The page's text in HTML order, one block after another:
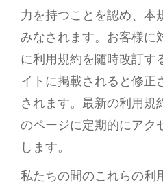
力を持つことを認め、本
みなされます。お客様に
に利用規約を随時改訂す
イトに掲載されると修正
されます。最新の利用規
のページに定期的にアク
します。
私たちの間のこれらの利